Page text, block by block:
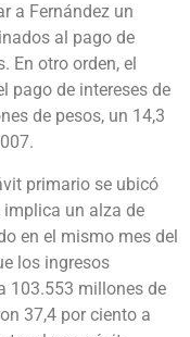
a Fernández un
al pago de
En otro orden, el
pago de intereses de
de pesos, un 14,3
primario se ubicó
implica un alza de
en el mismo mes del
los ingresos
103.553 millones de
37,4 por ciento a